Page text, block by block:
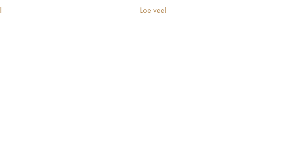
Loe veel